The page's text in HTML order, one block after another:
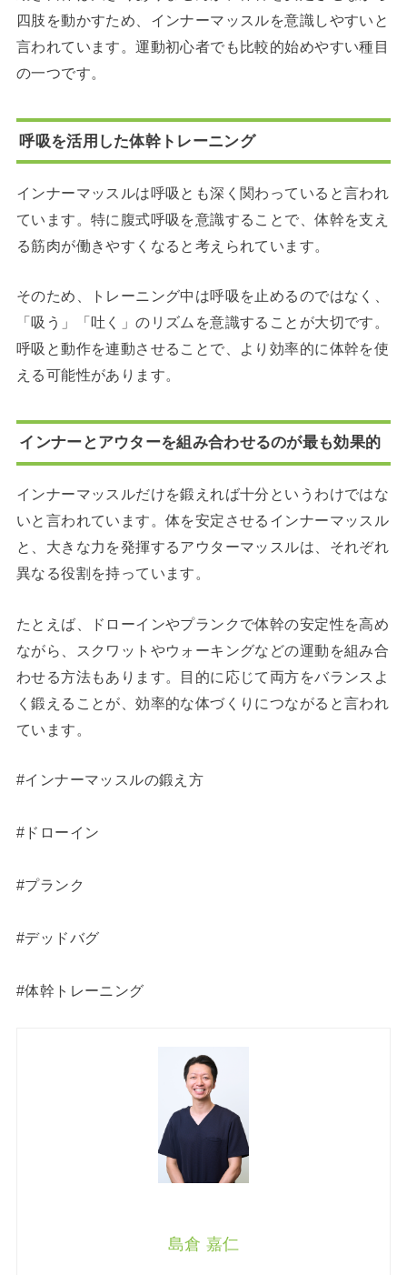
四肢を動かすため、インナーマッスルを意識しやすいと
言われています。運動初心者でも比較的始めやすい種目
の一つです。
呼吸を活用した体幹トレーニング
インナーマッスルは呼吸とも深く関わっていると言われ
ています。特に腹式呼吸を意識することで、体幹を支え
る筋肉が働きやすくなると考えられています。
そのため、トレーニング中は呼吸を止めるのではなく、
「吸う」「吐く」のリズムを意識することが大切です。
呼吸と動作を連動させることで、より効率的に体幹を使
える可能性があります。
インナーとアウターを組み合わせるのが最も効果的
インナーマッスルだけを鍛えれば十分というわけではな
いと言われています。体を安定させるインナーマッスル
と、大きな力を発揮するアウターマッスルは、それぞれ
異なる役割を持っています。
たとえば、ドローインやプランクで体幹の安定性を高め
ながら、スクワットやウォーキングなどの運動を組み合
わせる方法もあります。目的に応じて両方をバランスよ
く鍛えることが、効率的な体づくりにつながると言われ
ています。
#インナーマッスルの鍛え方
#ドローイン
#プランク
#デッドバグ
#体幹トレーニング
島倉 嘉仁